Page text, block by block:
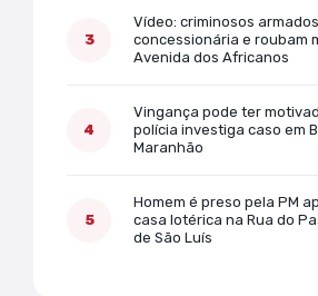
Vídeo: criminosos
concessionária e roubam
Avenida dos Africanos
Vingança pode ter
polícia investiga caso em
Maranhão
Homem é preso pela PM
casa lotérica na Rua do
de São Luís